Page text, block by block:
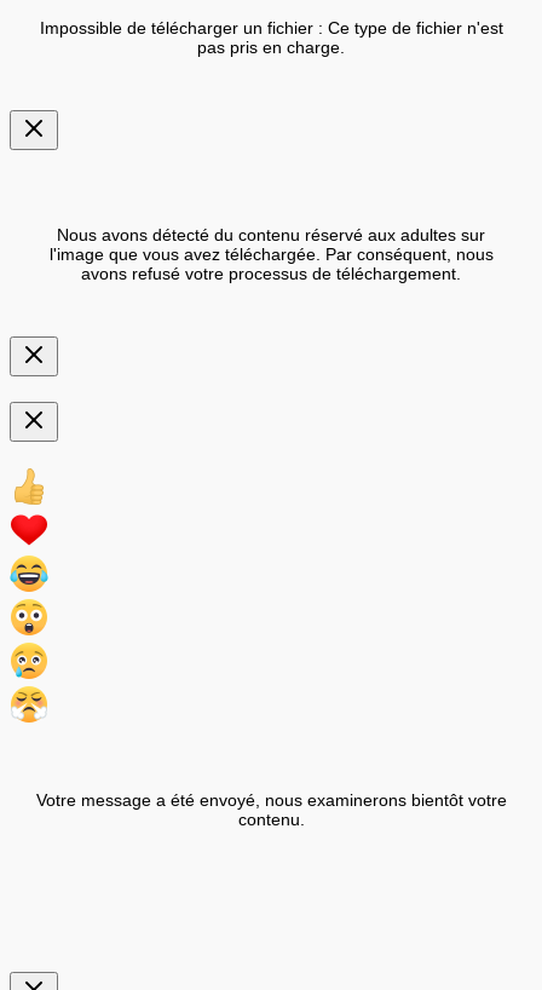
Impossible de télécharger un fichier : Ce type de fichier n'est
pas pris en charge.
Nous avons détecté du contenu réservé aux adultes sur
l'image que vous avez téléchargée. Par conséquent, nous
avons refusé votre processus de téléchargement.
Votre message a été envoyé, nous examinerons bientôt votre
contenu.